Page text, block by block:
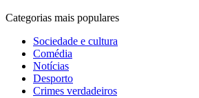
Categorias mais populares
Sociedade e cultura
Comédia
Notícias
Desporto
Crimes verdadeiros